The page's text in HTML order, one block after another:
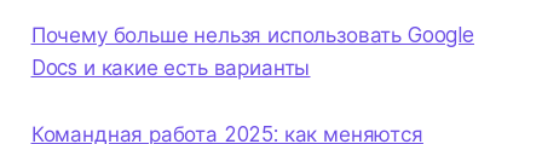
Почему больше нельзя использовать Google
Docs и какие есть варианты
Командная работа 2025: как меняются